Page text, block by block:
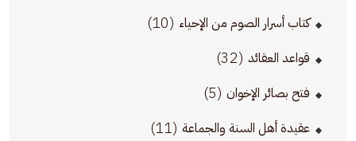
كتاب أسرار الصوم من الإحياء (10)
قواعد العقائد (32)
فتح بصائر الإخوان (5)
عقيدة أهل السنة والجماعة (11)